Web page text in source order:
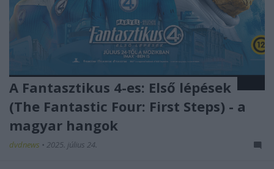
A Fantasztikus 4-es: Első lépések
(The Fantastic Four: First Steps) - a
magyar hangok
dvdnews • 2025. július 24.